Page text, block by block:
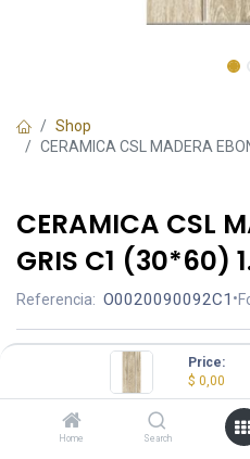
Price:
$ 0,00
Home Search
Shop
CERAMICA CSL MADERA
CERAMICA CSL
GRIS C1 (30*60)
Referencia: O0020090092C1 •
Aplicación